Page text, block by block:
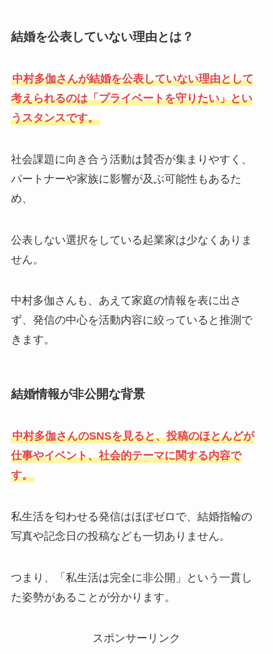
結婚を公表していない理由とは？
中村多伽さんが結婚を公表していない理由として
考えられるのは「プライベートを守りたい」とい
うスタンスです。
社会課題に向き合う活動は賛否が集まりやすく、
パートナーや家族に影響が及ぶ可能性もあるた
め、
公表しない選択をしている起業家は少なくありま
せん。
中村多伽さんも、あえて家庭の情報を表に出さ
ず、発信の中心を活動内容に絞っていると推測で
きます。
結婚情報が非公開な背景
中村多伽さんのSNSを見ると、投稿のほとんどが
仕事やイベント、社会的テーマに関する内容で
す。
私生活を匂わせる発信はほぼゼロで、結婚指輪の
写真や記念日の投稿なども一切ありません。
つまり、「私生活は完全に非公開」という一貫し
た姿勢があることが分かります。
スポンサーリンク